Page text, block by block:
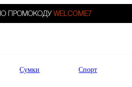
ПРОМОКОДУ WELCOME7
Сумки Спорт